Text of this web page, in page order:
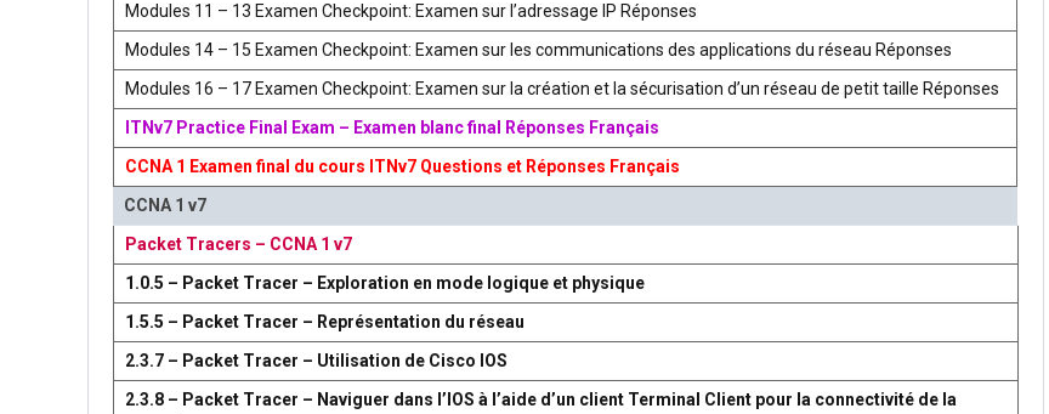
Modules 11 – 13 Examen Checkpoint: Examen sur l’adressage IP Réponses
Modules 14 – 15 Examen Checkpoint: Examen sur les communications des applications du réseau Réponses
Modules 16 – 17 Examen Checkpoint: Examen sur la création et la sécurisation d’un réseau de petit taille Réponses
ITNv7 Practice Final Exam – Examen blanc final Réponses Français
CCNA 1 Examen final du cours ITNv7 Questions et Réponses Français
CCNA 1 v7
Packet Tracers – CCNA 1 v7
1.0.5 – Packet Tracer – Exploration en mode logique et physique
1.5.5 – Packet Tracer – Représentation du réseau
2.3.7 – Packet Tracer – Utilisation de Cisco IOS
2.3.8 – Packet Tracer – Naviguer dans l’IOS à l’aide d’un client Terminal Client pour la connectivité de la